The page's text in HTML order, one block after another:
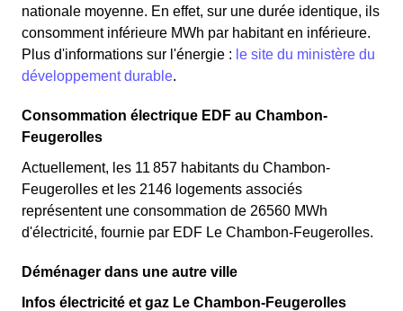
nationale moyenne. En effet, sur une durée identique, ils
consomment inférieure MWh par habitant en inférieure.
Plus d'informations sur l'énergie : le site du ministère du
développement durable.
Consommation électrique EDF au Chambon-
Feugerolles
Actuellement, les 11 857 habitants du Chambon-
Feugerolles et les 2146 logements associés
représentent une consommation de 26560 MWh
d'électricité, fournie par EDF Le Chambon-Feugerolles.
Déménager dans une autre ville
Infos électricité et gaz Le Chambon-Feugerolles